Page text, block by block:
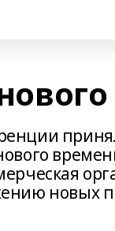
новых